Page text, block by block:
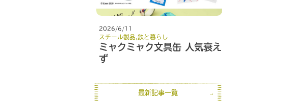
2026/6/11
スチール製品 鉄と暮らし
ミャクミャク文具缶 人気衰え
ず
最新記事一覧